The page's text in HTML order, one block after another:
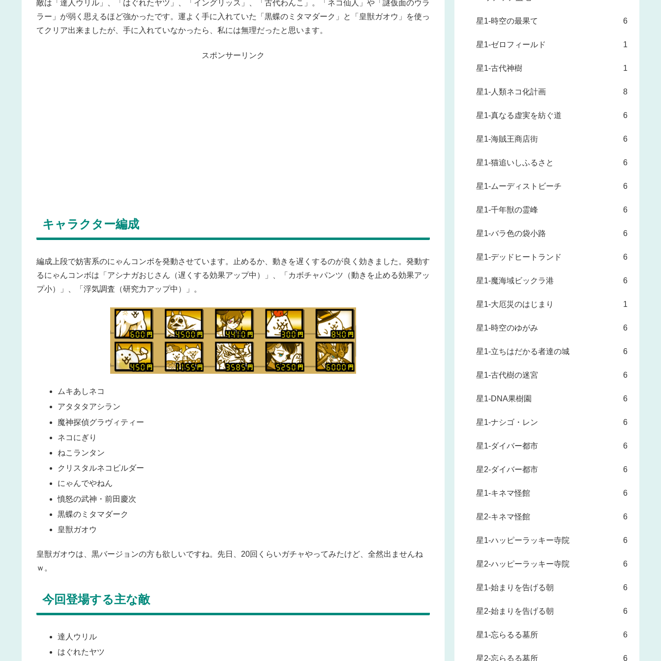
敵は「達人ウリル」、「はぐれたヤツ」、「イングリッス」、「古代わんこ」。「ネコ仙人」や「謎仮面のウラ
ラー」が弱く思えるほど強かったです。運よく手に入れていた「黒蝶のミタマダーク」と「皇獣ガオウ」を使っ
てクリア出来ましたが、手に入れていなかったら、私には無理だったと思います。
スポンサーリンク
キャラクター編成
編成上段で妨害系のにゃんコンボを発動させています。止めるか、動きを遅くするのが良く効きました。発動す
るにゃんコンボは「アシナガおじさん（遅くする効果アップ中）」、「カボチャパンツ（動きを止める効果アッ
プ小）」、「浮気調査（研究力アップ中）」。
ムキあしネコ
アタタタアシラン
魔神探偵グラヴィティー
ネコにぎり
ねこランタン
クリスタルネコビルダー
にゃんでやねん
憤怒の武神・前田慶次
黒蝶のミタマダーク
皇獣ガオウ
皇獣ガオウは、黒バージョンの方も欲しいですね。先日、20回くらいガチャやってみたけど、全然出ませんね
ｗ。
今回登場する主な敵
達人ウリル
はぐれたヤツ
星1-時空の最果て 6
星1-ゼロフィールド 1
星1-古代神樹 1
星1-人類ネコ化計画 8
星1-真なる虚実を紡ぐ道 6
星1-海賊王商店街 6
星1-猫追いしふるさと 6
星1-ムーディストビーチ 6
星1-千年獣の霊峰 6
星1-バラ色の袋小路 6
星1-デッドヒートランド 6
星1-魔海域ビックラ港 6
星1-大厄災のはじまり 1
星1-時空のゆがみ 6
星1-立ちはだかる者達の城 6
星1-古代樹の迷宮 6
星1-DNA果樹園 6
星1-ナシゴ・レン 6
星1-ダイバー都市 6
星2-ダイバー都市 6
星1-キネマ怪館 6
星2-キネマ怪館 6
星1-ハッピーラッキー寺院 6
星2-ハッピーラッキー寺院 6
星1-始まりを告げる朝 6
星2-始まりを告げる朝 6
星1-忘らるる墓所 6
星2-忘らるる墓所 6